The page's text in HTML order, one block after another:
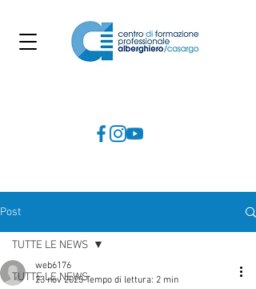
Post
TUTTE LE NEWS
TUTTE LE NEWS
web6176
23 nov 2023 Tempo di lettura: 2 min